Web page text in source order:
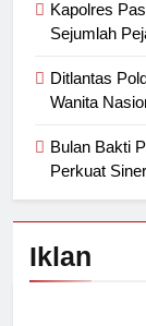
Kapolres
Sejumlah
Ditlantas
Wanita
Bulan Bakti
Perkuat
Iklan